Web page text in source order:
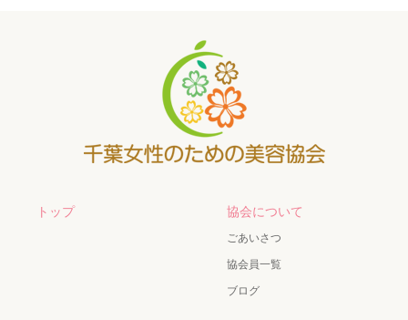
トップ 協会について
ごあいさつ
協会員一覧
ブログ